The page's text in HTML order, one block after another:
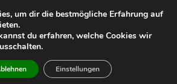
Geschichte
um dir die bestmögliche Erfahrung auf
du erfahren, welche Cookies wir
Einstellungen